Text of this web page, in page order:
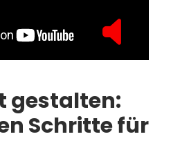
gestalten:
Schritte für